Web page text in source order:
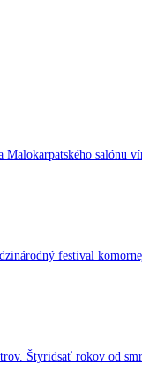
Malokarpatského salónu
festival
Štyridsať rokov od